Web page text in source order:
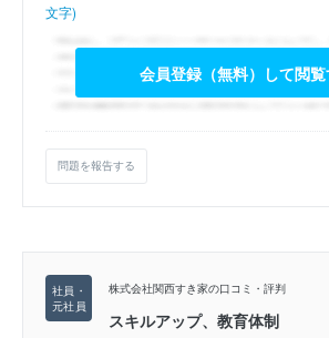
文字)
会員登録（無料）して閲覧
問題を報告する
株式会社関西すき家の口コミ・評判
スキルアップ、教育体制